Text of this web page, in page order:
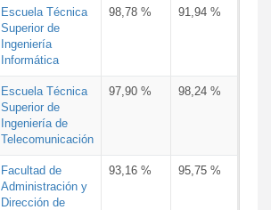
Escuela Técnica
Superior de
Ingeniería
Informática
98,78 % 91,94 %
Escuela Técnica
Superior de
Ingeniería de
Telecomunicación
97,90 % 98,24 %
Facultad de
Administración y
Dirección de
93,16 % 95,75 %